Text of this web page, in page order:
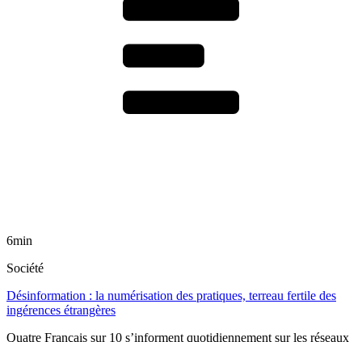
6min
Société
Désinformation : la numérisation des pratiques, terreau fertile des
ingérences étrangères
Quatre Français sur 10 s’informent quotidiennement sur les réseaux